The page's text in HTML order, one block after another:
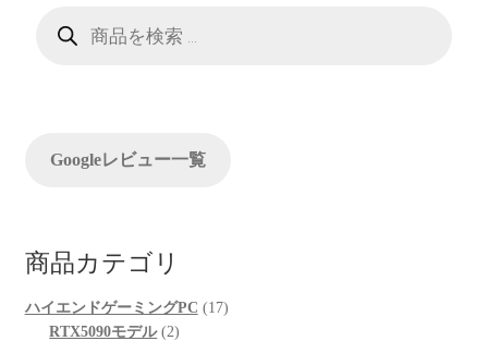
ー
ンGoogleレビュー一覧
商品カテゴリ
ハイエンドゲーミングPC 1717
RTX5090モデル 22